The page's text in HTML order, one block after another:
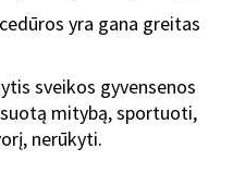
yra gana greitas
sveikos gyvensenos
mitybą, sportuoti,
nerūkyti.